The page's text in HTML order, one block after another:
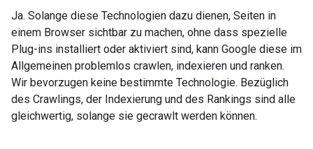
Ja. Solange diese Technologien dazu dienen, Seiten in
einem Browser sichtbar zu machen, ohne dass spezielle
Plug-ins installiert oder aktiviert sind, kann Google diese im
Allgemeinen problemlos crawlen, indexieren und ranken.
Wir bevorzugen keine bestimmte Technologie. Bezüglich
des Crawlings, der Indexierung und des Rankings sind alle
gleichwertig, solange sie gecrawlt werden können.